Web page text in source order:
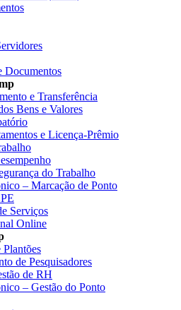
Documentos
e Transferência
Bens e Valores
e Licença-Prêmio
do Trabalho
– Marcação de Ponto
Serviços
Online
de Pesquisadores
de RH
– Gestão do Ponto